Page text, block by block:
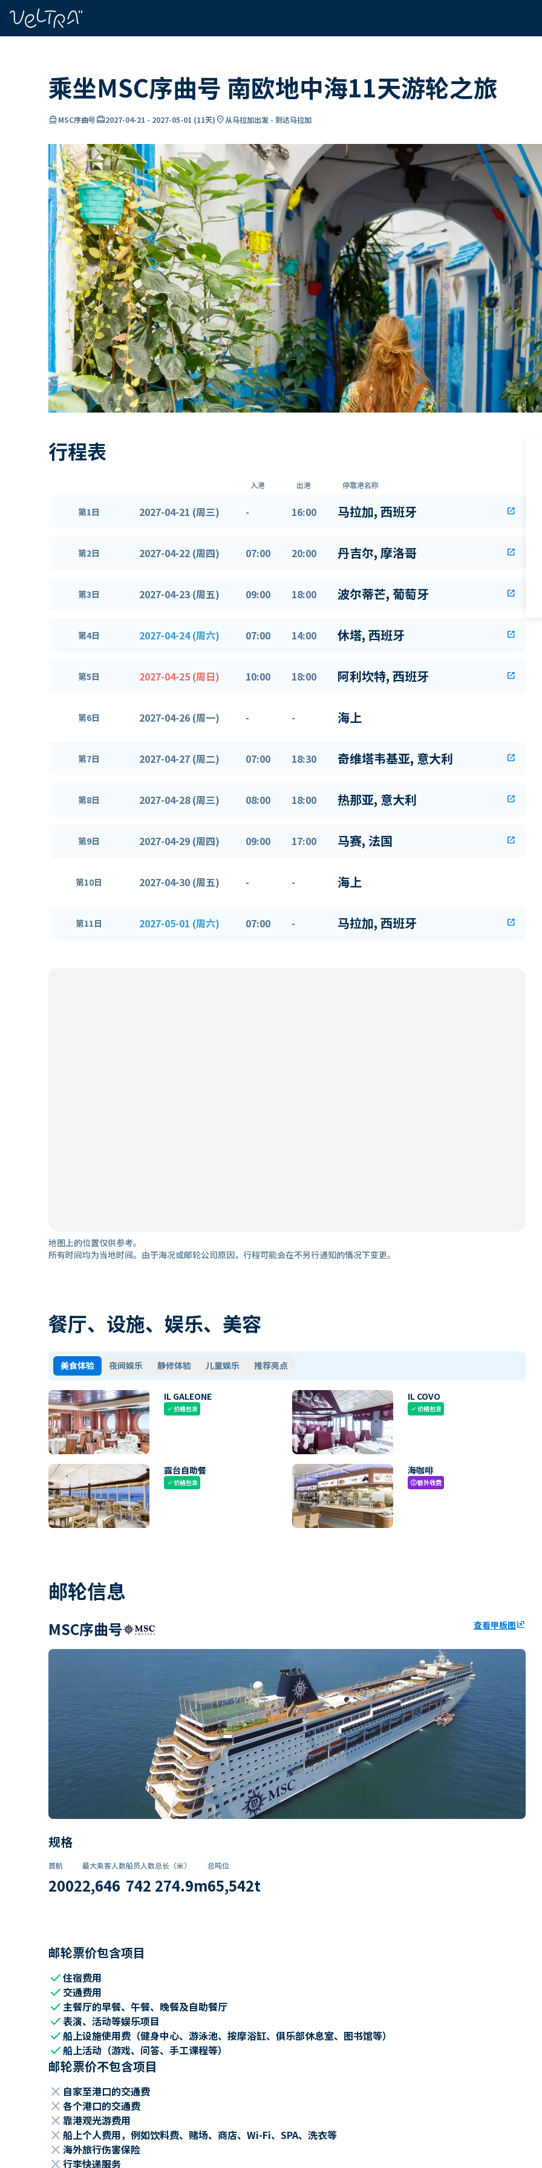
乘坐MSC序曲号 南欧地中海11天游轮之旅
directions_boatMSC序曲号card_travel2027-04-21 - 2027-05-01 (11天) location_on从马拉加出发 - 到达马拉加
行程表
入港 出港 停靠港名称
第1日 2027-04-21 (周三) - 16:00 马拉加, 西班牙 open_in_new
第2日 2027-04-22 (周四) 07:00 20:00 丹吉尔, 摩洛哥 open_in_new
第3日 2027-04-23 (周五) 09:00 18:00 波尔蒂芒, 葡萄牙 open_in_new
第4日 2027-04-24 (周六) 07:00 14:00 休塔, 西班牙 open_in_new
第5日 2027-04-25 (周日) 10:00 18:00 阿利坎特, 西班牙 open_in_new
第6日 2027-04-26 (周一) - - 海上
第7日 2027-04-27 (周二) 07:00 18:30 奇维塔韦基亚, 意大利 open_in_new
第8日 2027-04-28 (周三) 08:00 18:00 热那亚, 意大利 open_in_new
第9日 2027-04-29 (周四) 09:00 17:00 马赛, 法国 open_in_new
第10日 2027-04-30 (周五) - - 海上
第11日 2027-05-01 (周六) 07:00 - 马拉加, 西班牙 open_in_new
地图上的位置仅供参考。
所有时间均为当地时间。由于海况或邮轮公司原因，行程可能会在不另行通知的情况下变更。
餐厅、设施、娱乐、美容
美食体验 夜间娱乐 静修体验 儿童娱乐 推荐亮点
IL GALEONE
check价格包含
IL COVO
check价格包含
露台自助餐
check价格包含
海咖啡
paid额外收费
邮轮信息
MSC序曲号 查看甲板图ungroup
规格
首航
2002
最大乘客人数
2,646
船员人数
742
总长（米）
274.9m
总吨位
65,542t
邮轮票价包含项目
check住宿费用
check 交通费用
check主餐厅的早餐、午餐、晚餐及自助餐厅
check表演、活动等娱乐项目
check船上设施使用费（健身中心、游泳池、按摩浴缸、俱乐部休息室、图书馆等）
check船上活动（游戏、问答、手工课程等）
邮轮票价不包含项目
close 自家至港口的交通费
close 各个港口的交通费
close 靠港观光游费用
close 船上个人费用，例如饮料费、赌场、商店、Wi-Fi、SPA、洗衣等
close 海外旅行伤害保险
close 行李快递服务